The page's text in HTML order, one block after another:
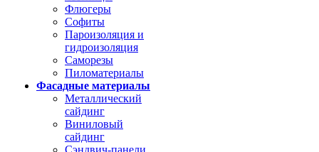
Флюгеры
Софиты
Пароизоляция и
гидроизоляция
Саморезы
Пиломатериалы
Фасадные материалы
Металлический
сайдинг
Виниловый
сайдинг
Сэндвич-панели